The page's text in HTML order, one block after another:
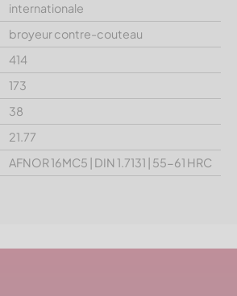
internationale
broyeur contre-couteau
414
173
38
21.77
AFNOR 16MC5 | DIN 1.7131 | 55-61 HRC